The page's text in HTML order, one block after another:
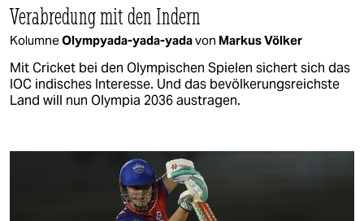
Verabredung mit den Indern
KolumneOlympyada-yada-yadavon Markus Völker
Mit Cricket bei den Olympischen Spielen sichert sich das
IOC indisches Interesse. Und das bevölkerungsreichste
Land will nun Olympia 2036 austragen.